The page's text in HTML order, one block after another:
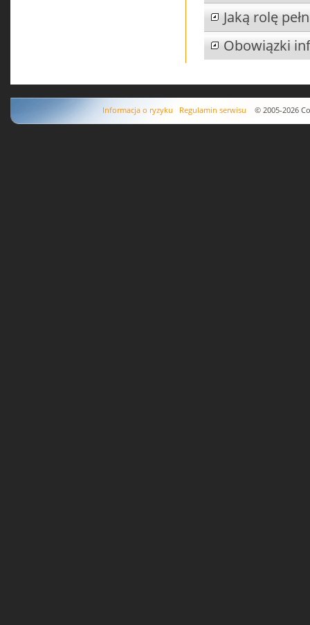
Jaką rolę
Obowiązki
Informacja o ryzyku Regulamin serwisu © 2005-2026